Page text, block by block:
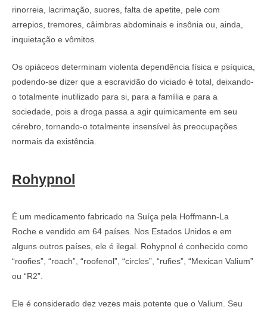
rinorreia, lacrimação, suores, falta de apetite, pele com
arrepios, tremores, câimbras abdominais e insônia ou, ainda,
inquietação e vômitos.
Os opiáceos determinam violenta dependência física e psíquica,
podendo-se dizer que a escravidão do viciado é total, deixando-
o totalmente inutilizado para si, para a família e para a
sociedade, pois a droga passa a agir quimicamente em seu
cérebro, tornando-o totalmente insensível às preocupações
normais da existência.
Rohypnol
É um medicamento fabricado na Suíça pela Hoffmann-La
Roche e vendido em 64 países. Nos Estados Unidos e em
alguns outros países, ele é ilegal. Rohypnol é conhecido como
“roofies”, “roach”, “roofenol”, “circles”, “rufies”, “Mexican Valium”
ou “R2”.
Ele é considerado dez vezes mais potente que o Valium. Seu